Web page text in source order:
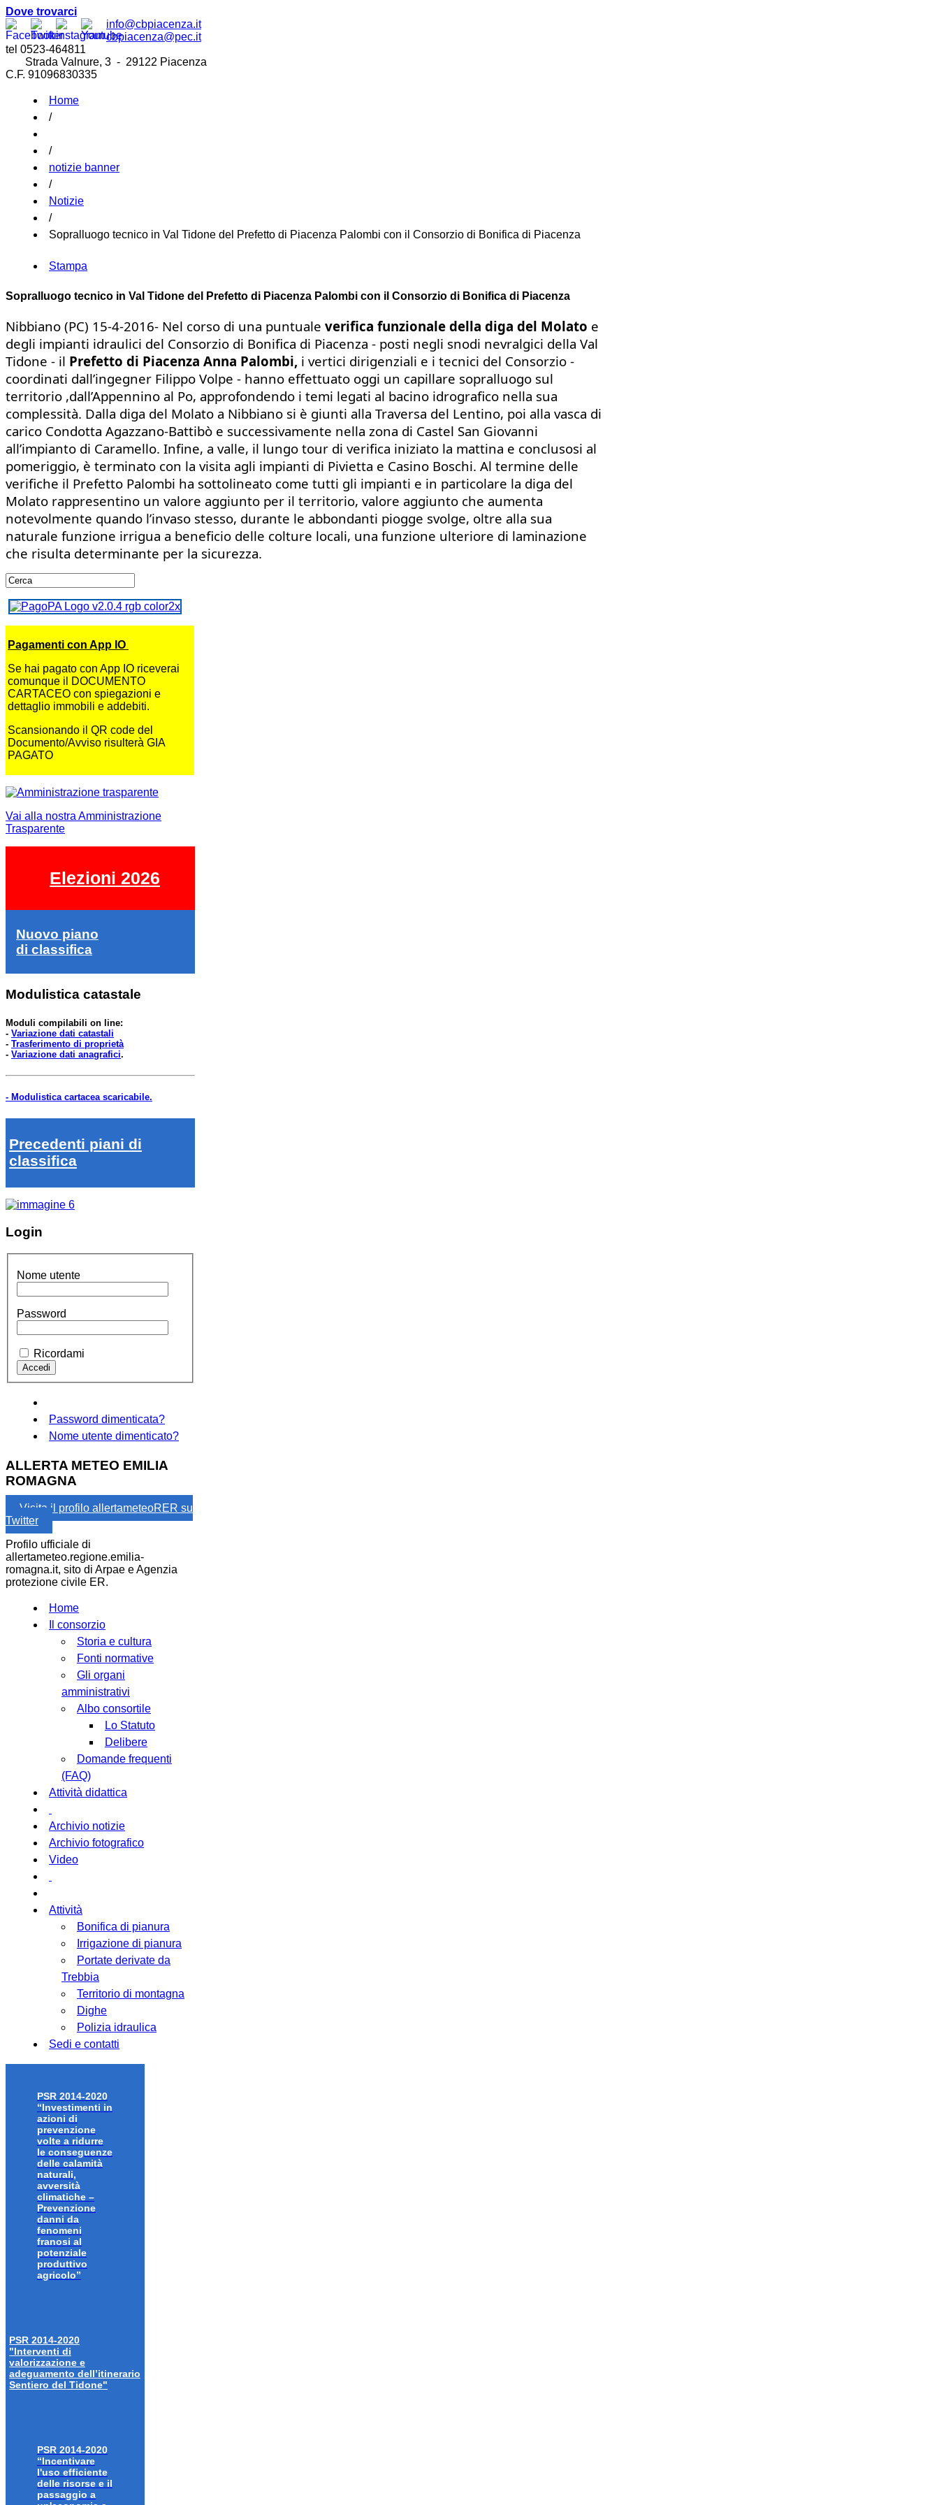
Dove trovarci
info@cbpiacenza.it
cbpiacenza@pec.it
tel 0523-464811
Strada Valnure, 3 - 29122 Piacenza
C.F. 91096830335
Home
/
/
notizie banner
/
Notizie
/
Sopralluogo tecnico in Val Tidone del Prefetto di Piacenza Palombi con il Consorzio di Bonifica di Piacenza
Stampa
Sopralluogo tecnico in Val Tidone del Prefetto di Piacenza Palombi con il Consorzio di Bonifica di Piacenza
Nibbiano (PC) 15-4-2016- Nel corso di una puntuale verifica funzionale della diga del Molato e
degli impianti idraulici del Consorzio di Bonifica di Piacenza - posti negli snodi nevralgici della Val
Tidone - il Prefetto di Piacenza Anna Palombi, i vertici dirigenziali e i tecnici del Consorzio -
coordinati dall’ingegner Filippo Volpe - hanno effettuato oggi un capillare sopralluogo sul
territorio ,dall’Appennino al Po, approfondendo i temi legati al bacino idrografico nella sua
complessità. Dalla diga del Molato a Nibbiano si è giunti alla Traversa del Lentino, poi alla vasca di
carico Condotta Agazzano-Battibò e successivamente nella zona di Castel San Giovanni
all’impianto di Caramello. Infine, a valle, il lungo tour di verifica iniziato la mattina e conclusosi al
pomeriggio, è terminato con la visita agli impianti di Pivietta e Casino Boschi. Al termine delle
verifiche il Prefetto Palombi ha sottolineato come tutti gli impianti e in particolare la diga del
Molato rappresentino un valore aggiunto per il territorio, valore aggiunto che aumenta
notevolmente quando l’invaso stesso, durante le abbondanti piogge svolge, oltre alla sua
naturale funzione irrigua a beneficio delle colture locali, una funzione ulteriore di laminazione
che risulta determinante per la sicurezza.
Pagamenti con App IO
Se hai pagato con App IO riceverai
comunque il DOCUMENTO
CARTACEO con spiegazioni e
dettaglio immobili e addebiti.
Scansionando il QR code del
Documento/Avviso risulterà GIA
PAGATO
Vai alla nostra Amministrazione
Trasparente
Elezioni 2026
Nuovo piano
di classifica
Modulistica catastale
Moduli compilabili on line:
- Variazione dati catastali
- Trasferimento di proprietà
- Variazione dati anagrafici.
- Modulistica cartacea scaricabile.
Precedenti piani di
classifica
Login
Nome utente
Password
Ricordami
Password dimenticata?
Nome utente dimenticato?
ALLERTA METEO EMILIA
ROMAGNA
Visita il profilo allertameteoRER su
Twitter
Profilo ufficiale di
allertameteo.regione.emilia-
romagna.it, sito di Arpae e Agenzia
protezione civile ER.
Home
Il consorzio
Storia e cultura
Fonti normative
Gli organi
amministrativi
Albo consortile
Lo Statuto
Delibere
Domande frequenti
(FAQ)
Attività didattica
Archivio notizie
Archivio fotografico
Video
Attività
Bonifica di pianura
Irrigazione di pianura
Portate derivate da
Trebbia
Territorio di montagna
Dighe
Polizia idraulica
Sedi e contatti
PSR 2014-2020
“Investimenti in
azioni di
prevenzione
volte a ridurre
le conseguenze
delle calamità
naturali,
avversità
climatiche –
Prevenzione
danni da
fenomeni
franosi al
potenziale
produttivo
agricolo”
PSR 2014-2020
"Interventi di
valorizzazione e
adeguamento dell’itinerario
Sentiero del Tidone"
PSR 2014-2020
“Incentivare
l'uso efficiente
delle risorse e il
passaggio a